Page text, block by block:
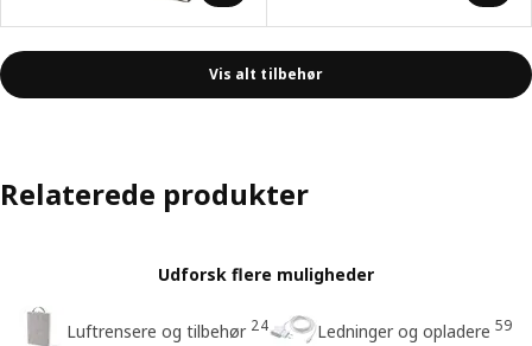
Vis alt tilbehør
Relaterede produkter
Udforsk flere muligheder
Luftrensere og tilbehør 24 Ledninger og opladere 59